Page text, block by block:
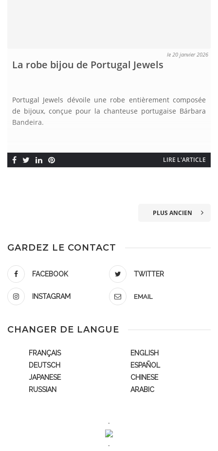
le 20 janvier 2026
La robe bijou de Portugal Jewels
Portugal Jewels dévoile une robe entièrement composée
de bijoux, conçue pour la chanteuse portugaise Bárbara
Bandeira.
LIRE L'ARTICLE
PLUS ANCIEN
GARDEZ LE CONTACT
FACEBOOK TWITTER
INSTAGRAM EMAIL
CHANGER DE LANGUE
FRANÇAIS
ENGLISH
DEUTSCH
ESPAÑOL
JAPANESE
CHINESE
RUSSIAN
ARABIC
.
.